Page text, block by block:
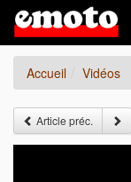
Accueil Vidéos
Article préc.